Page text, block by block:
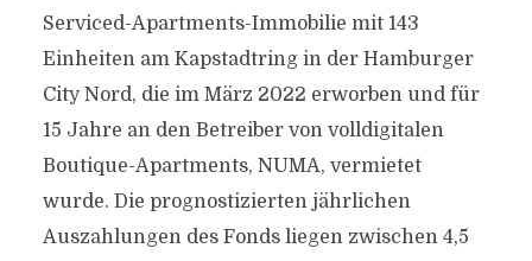
Serviced-Apartments-Immobilie mit 143
Einheiten am Kapstadtring in der Hamburger
City Nord, die im März 2022 erworben und für
15 Jahre an den Betreiber von volldigitalen
Boutique-Apartments, NUMA, vermietet
wurde. Die prognostizierten jährlichen
Auszahlungen des Fonds liegen zwischen 4,5